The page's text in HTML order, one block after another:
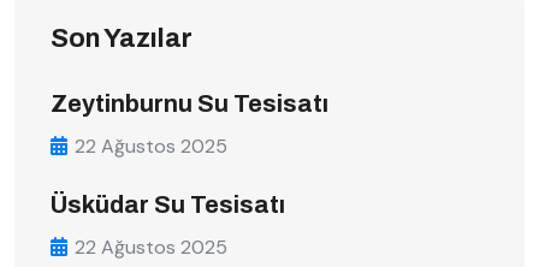
Son Yazılar
Zeytinburnu Su Tesisatı
22 Ağustos 2025
Üsküdar Su Tesisatı
22 Ağustos 2025